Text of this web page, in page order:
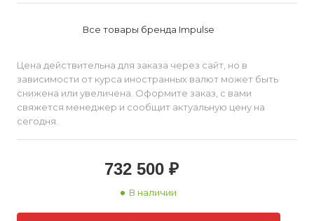
Все товары бренда Impulse
Цена действительна для заказа через сайт, но в
зависимости от курса иностранных валют может быть
снижена или увеличена. Оформите заказ, с вами
свяжется менеджер и сообщит актуальную цену на
сегодня.
732 500 ₽
В наличии